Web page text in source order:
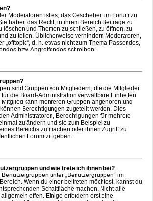
Moderatoren ist es, das Geschehen im Forum zu
haben das Recht, in ihrem Bereich Beiträge zu
löschen und Themen zu schließen, zu öffnen, zu
zu teilen. Üblicherweise verhindern Moderatoren,
„offtopic“, d. h. etwas nicht zum Thema Passendes,
bzw. Angreifendes schreiben.
sind Gruppen von Mitgliedern, die die Mitglieder
für die Board-Administration verwaltbare Einheiten
Mitglied kann mehreren Gruppen angehören und
Berechtigungen zugeteilt werden. Dies
Administratoren, Berechtigungen für mehrere
zu ändern und sie zum Beispiel zu
Bereichs zu machen oder ihnen Zugriff zu
Forum zu geben.
und wie trete ich ihnen bei?
Benutzergruppen unter „Benutzergruppen“ im
Wenn du einer beitreten möchtest, kannst du
Schaltfläche machen. Nicht alle
offen. Einige erfordern erst eine